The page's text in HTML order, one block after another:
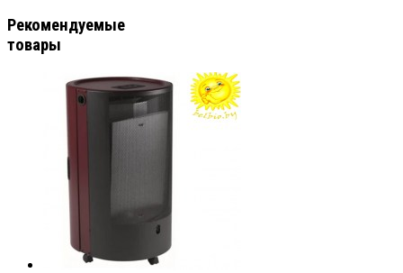
Рекомендуемые
товары